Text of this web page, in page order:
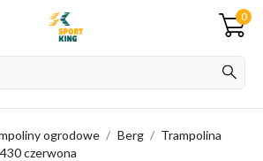
0
ogrodowe Berg
Trampolina
czerwona